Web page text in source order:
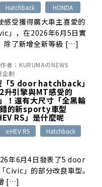
Hatchback HONDA
感受獲得廣大車主喜愛的
」，在2026年6月5日實
除了新增全新等級 […]
作者： KURUMAのNEWS
企劃
5 door hatchback」
升引擎與MT感受的
！還有大尺寸「全黑輪
的新sporty車型
RS」是什麼呢
e:HEV RS
Hatchback
年6月4日發表了5 door
」的部分改良車型。
[…]